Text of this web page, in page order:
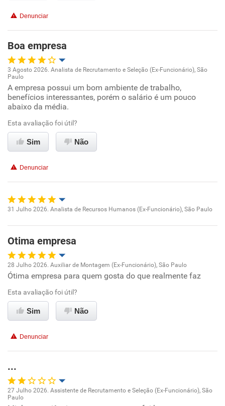
Não recomenda esta empresa
Não recomenda a diretoria
Denunciar
Boa empresa
Oportunidade de promoção
Ambiente de trabalho
Conciliação com a vida familiar
Recomenda esta empresa
3 Agosto 2026. Analista de Recrutamento e Seleção (Ex-Funcionário), São
Paulo
A empresa possui um bom ambiente de trabalho,
benefícios interessantes, porém o salário é um pouco
abaixo da média.
Esta avaliação foi útil?
Sim Não
Denunciar
Ambiente de trabalho
Conciliação com a vida familiar
Benefícios
Recomenda esta empresa
Recomenda a diretoria
31 Julho 2026. Analista de Recursos Humanos (Ex-Funcionário), São Paulo
Otima empresa
Oportunidade de promoção
Ambiente de trabalho
Benefícios
Recomenda esta empresa
Recomenda a diretoria
28 Julho 2026. Auxiliar de Montagem (Ex-Funcionário), São Paulo
Ótima empresa para quem gosta do que realmente faz
Esta avaliação foi útil?
Sim Não
Denunciar
...
Oportunidade de promoção
27 Julho 2026. Assistente de Recrutamento e Seleção (Ex-Funcionário), São
Paulo